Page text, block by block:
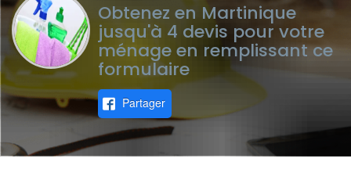
Obtenez en Martinique
jusqu'à 4 devis pour votre
ménage en remplissant ce
formulaire
Partager